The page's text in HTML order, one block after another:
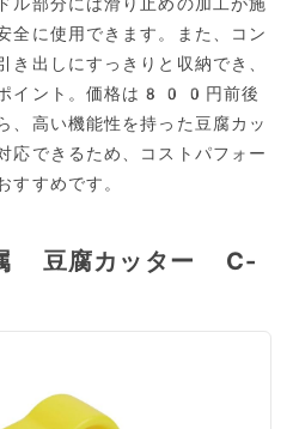
全に使用できます。また、コン
き出しにすっきりと収納でき、
ポイント。価格は800円前後
、高い機能性を持った豆腐カッ
応できるため、コストパフォー
すすめです。
豆腐カッター C-